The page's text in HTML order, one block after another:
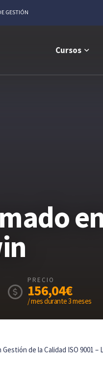
GESTIÓN
Cursos
PRECIO
156,04€
/ mes durante 3 meses
de la Calidad ISO 9001 –